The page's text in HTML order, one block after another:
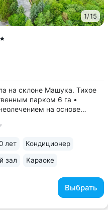
1/15
на склоне Машука. Тихое
парком 6 га •
на основе
минеральная вода
Выбрать
лет Кондиционер
зал Караоке